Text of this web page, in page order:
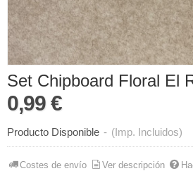
Set Chipboard Floral El
0,99 €
Producto Disponible - (Imp. Incluidos)
Costes de envío Ver descripción